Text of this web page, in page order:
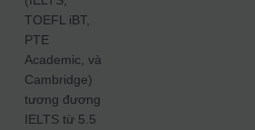
TOEFL iBT,
PTE
Academic, và
Cambridge)
tương đương
IELTS từ 5.5